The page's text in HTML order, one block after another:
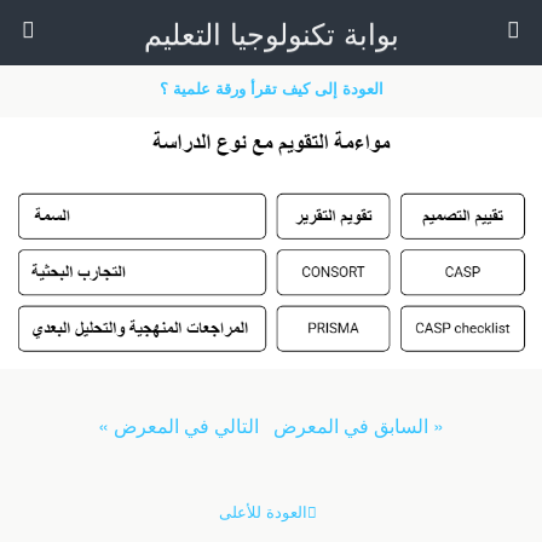
بوابة تكنولوجيا التعليم
العودة إلى كيف تقرأ ورقة علمية ؟
« السابق في المعرض التالي في المعرض »
العودة للأعلى